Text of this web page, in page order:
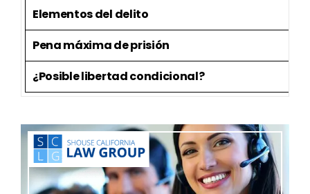
Elementos del delito
Pena máxima de prisión
¿Posible libertad condicional?